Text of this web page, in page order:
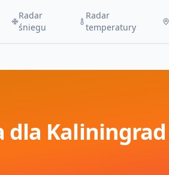
Radar
śniegu
Radar
temperatury
dla Kaliningrad